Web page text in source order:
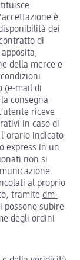
è
dei
di
della merce e
(e-mail di
consegna
riceve
in caso di
l'orario indicato
express in un
non si
al proprio
tramite dm-
possono subire
degli ordini